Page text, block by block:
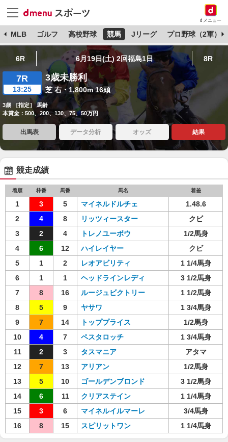
dメニュー
MLB ゴルフ 高校野球 競馬 Jリーグ プロ野球（2軍）
6R 6月19日(土) 2回福島1日 8R
7R
13:25
3歳未勝利
芝 右・1,800m 16頭
3歳 ［指定］ 馬齢
本賞金：500、200、130、75、50万円
出馬表 データ分析 オッズ 結果
競走成績
着順 枠番 馬番 馬名 着差
1 3 5 マイネルドルチェ
1.48.6
2
4 8 リッツィースター
クビ
3
2 4 トレノユーボウ
1/2馬身
4
6 12 ハイレイヤー
クビ
5
1 2 レオアビリティ
1 1/4馬身
6
1 1 ヘッドラインレディ
3 1/2馬身
7
8 16 ルージュビクトリー
1 1/2馬身
8
5 9 ヤサワ
1 3/4馬身
9
7 14 トッププライス
1/2馬身
10
4 7 ペスタロッチ
1 3/4馬身
11
2 3 タスマニア
アタマ
12
7 13 アリアン
1/2馬身
13
5 10 ゴールデンブロンド
3 1/2馬身
14
6 11 クリアステイン
1 1/4馬身
15
3 6 マイネルイルマーレ
3/4馬身
16
8 15 スピリットワン 1 1/4馬身